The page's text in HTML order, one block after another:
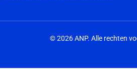
© 2026 ANP. Alle rechten